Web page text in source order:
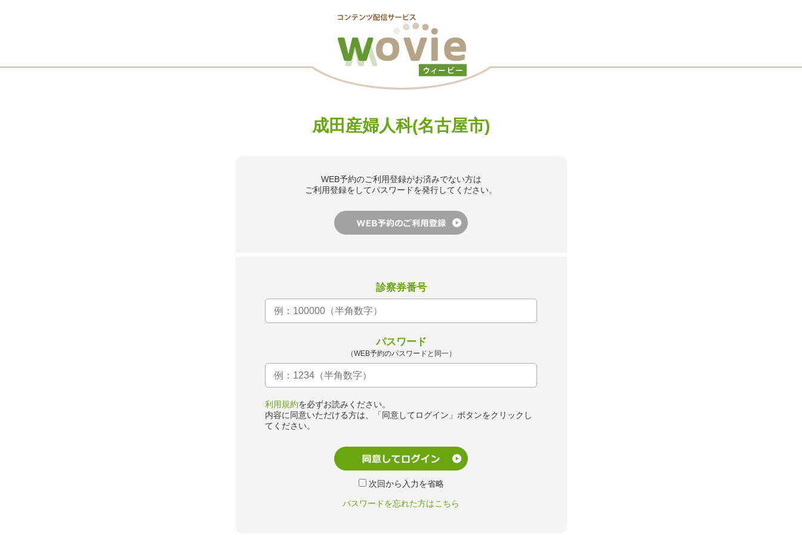
成田産婦人科(名古屋市)
WEB予約のご利用登録がお済みでない方は
ご利用登録をしてパスワードを発行してください。
診察券番号
パスワード
（WEB予約のパスワードと同一）
利用規約を必ずお読みください。
内容に同意いただける方は、「同意してログイン」ボタンをクリックし
てください。
次回から入力を省略
パスワードを忘れた方はこちら